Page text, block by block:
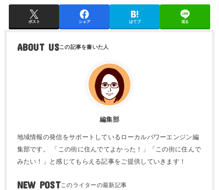
ポスト シェア はてブ 送る
ABOUT US
編集部
地域情報の発信をサポートしているローカルパワーエンジン編
集部です。 「この街に住んでてよかった！」「この街に住んで
みたい！」と感じてもらえる記事をご提供していきます！
NEW POST